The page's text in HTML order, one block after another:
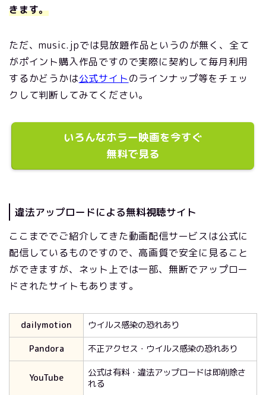
きます。
ただ、music.jpでは見放題作品というのが無く、全て
がポイント購入作品ですので実際に契約して毎月利用
するかどうかは公式サイトのラインナップ等をチェッ
クして判断してみてください。
いろんなホラー映画を今すぐ
無料で見る
違法アップロードによる無料視聴サイト
ここまででご紹介してきた動画配信サービスは公式に
配信しているものですので、高画質で安全に見ること
ができますが、ネット上では一部、無断でアップロー
ドされたサイトもあります。
dailymotion
ウイルス感染の恐れあり
Pandora
不正アクセス・ウイルス感染の恐れあり
YouTube
公式は有料・違法アップロードは即削除さ
れる